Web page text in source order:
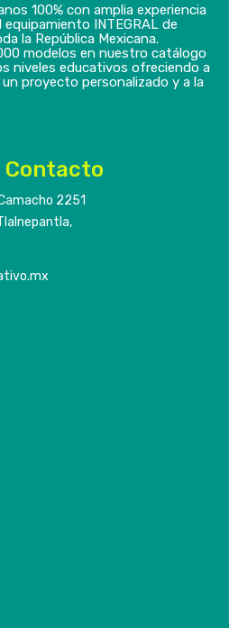
100% con amplia experiencia
INTEGRAL de
la República Mexicana.
modelos en nuestro catálogo
niveles educativos ofreciendo a
proyecto personalizado y a la
2251